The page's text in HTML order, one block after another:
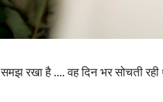
रखा है …. वह दिन भर सोचती